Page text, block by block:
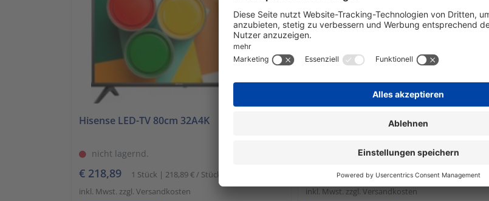
Hisense LED-TV 80cm 32A4K
nicht lagernd.
€ 218,89
1 Stück | 218,89 € / Stück
inkl. Mwst. zzgl. Versandkosten
Hisense 4K UHD LED-TV 140cm,HDR10
Wenig verfügbar
€ 535,88
1 Stück | 535,88 € / Stück
inkl. Mwst. zzgl. Versandkosten